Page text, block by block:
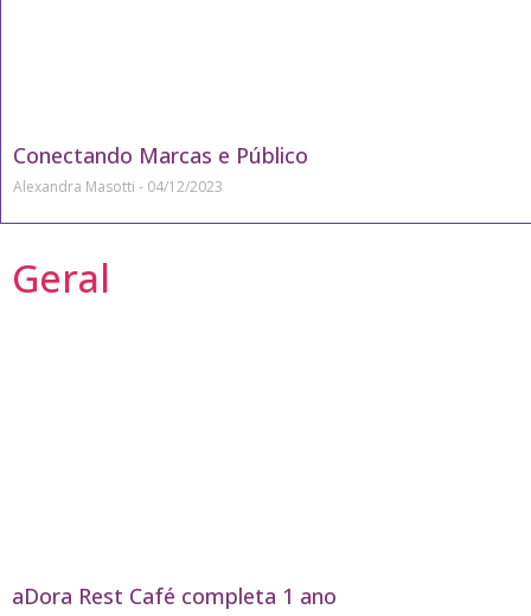
Conectando Marcas e Público
Alexandra Masotti 04/12/2023
Geral
aDora Rest Café completa 1 ano